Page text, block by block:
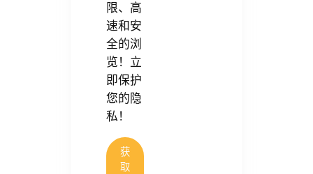
限、高
速和安
全的浏
览！立
即保护
您的隐
私！
获
取